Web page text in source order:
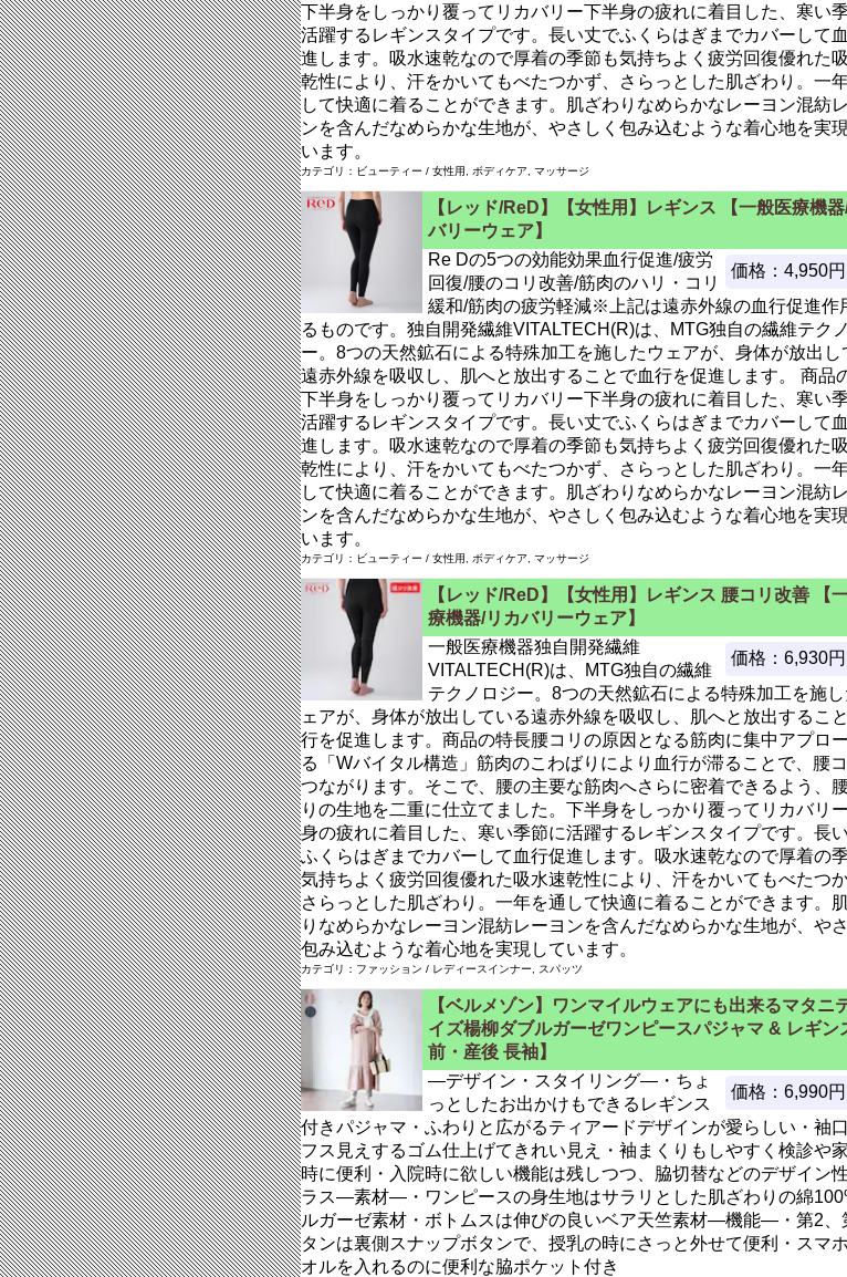
下半身をしっかり覆ってリカバリー下半身の疲れに着目した、寒い
活躍するレギンスタイプです。長い丈でふくらはぎまでカバーして
進します。吸水速乾なので厚着の季節も気持ちよく疲労回復優れた
乾性により、汗をかいてもべたつかず、さらっとした肌ざわり。一
して快適に着ることができます。肌ざわりなめらかなレーヨン混紡
ンを含んだなめらかな生地が、やさしく包み込むような着心地を実
います。
カテゴリ：ビューティー / 女性用, ボディケア, マッサージ
【レッド/ReD】【女性用】レギンス 【一般医療機器
バリーウェア】
価格：4,950円
Re Dの5つの効能効果血行促進/疲労
回復/腰のコリ改善/筋肉のハリ・コリ
緩和/筋肉の疲労軽減※上記は遠赤外線の血行促進作
るものです。独自開発繊維VITALTECH(R)は、MTG独自の繊維テク
ー。8つの天然鉱石による特殊加工を施したウェアが、身体が放出し
遠赤外線を吸収し、肌へと放出することで血行を促進します。 商品
下半身をしっかり覆ってリカバリー下半身の疲れに着目した、寒い
活躍するレギンスタイプです。長い丈でふくらはぎまでカバーして
進します。吸水速乾なので厚着の季節も気持ちよく疲労回復優れた
乾性により、汗をかいてもべたつかず、さらっとした肌ざわり。一
して快適に着ることができます。肌ざわりなめらかなレーヨン混紡
ンを含んだなめらかな生地が、やさしく包み込むような着心地を実
います。
カテゴリ：ビューティー / 女性用, ボディケア, マッサージ
【レッド/ReD】【女性用】レギンス 腰コリ改善 【
療機器/リカバリーウェア】
価格：6,930円
一般医療機器独自開発繊維
VITALTECH(R)は、MTG独自の繊維
テクノロジー。8つの天然鉱石による特殊加工を施し
ェアが、身体が放出している遠赤外線を吸収し、肌へと放出するこ
行を促進します。商品の特長腰コリの原因となる筋肉に集中アプロ
る「Wバイタル構造」筋肉のこわばりにより血行が滞ることで、腰
つながります。そこで、腰の主要な筋肉へさらに密着できるよう、
りの生地を二重に仕立てました。下半身をしっかり覆ってリカバリ
身の疲れに着目した、寒い季節に活躍するレギンスタイプです。長
ふくらはぎまでカバーして血行促進します。吸水速乾なので厚着の
気持ちよく疲労回復優れた吸水速乾性により、汗をかいてもべたつか
さらっとした肌ざわり。一年を通して快適に着ることができます。
りなめらかなレーヨン混紡レーヨンを含んだなめらかな生地が、やさ
包み込むような着心地を実現しています。
カテゴリ：ファッション / レディースインナー, スパッツ
【ベルメゾン】ワンマイルウェアにも出来るマタニ
イズ楊柳ダブルガーゼワンピースパジャマ & レギン
前・産後 長袖】
価格：6,990円
―デザイン・スタイリング―・ちょ
っとしたお出かけもできるレギンス
付きパジャマ・ふわりと広がるティアードデザインが愛らしい・袖
フス見えするゴム仕上げてきれい見え・袖まくりもしやすく検診や
時に便利・入院時に欲しい機能は残しつつ、脇切替などのデザイン
ラス―素材―・ワンピースの身生地はサラリとした肌ざわりの綿
ルガーゼ素材・ボトムスは伸びの良いベア天竺素材―機能―・第2、
タンは裏側スナップボタンで、授乳の時にさっと外せて便利・スマ
オルを入れるのに便利な脇ポケット付き